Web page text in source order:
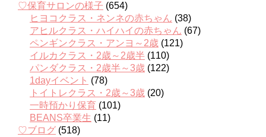
♡保育サロンの様子 (654)
ヒヨコクラス・ネンネの赤ちゃん (38)
アヒルクラス・ハイハイの赤ちゃん (67)
ペンギンクラス・アンヨ～2歳 (121)
イルカクラス・2歳～2歳半 (110)
パンダクラス・2歳半～3歳 (122)
1dayイベント (78)
トイトレクラス・2歳～3歳 (20)
一時預かり保育 (101)
BEANS卒業生 (11)
♡ブログ (518)